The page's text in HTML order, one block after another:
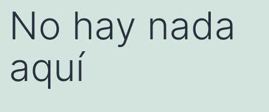
No hay nada
aquí